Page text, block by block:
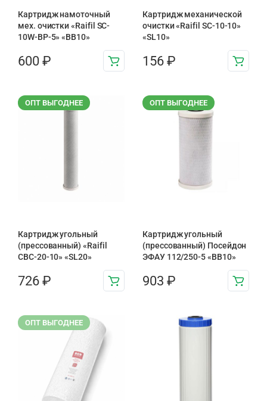
Картридж намоточный
мех. очистки «Raifil SC-
10W-BP-5» «BB10»
600 ₽
Картридж механической
очистки «Raifil SC-10-10»
«SL10»
156 ₽
ОПТ ВЫГОДНЕЕ
Картридж угольный
(прессованный) «Raifil
CBC-20-10» «SL20»
726 ₽
ОПТ ВЫГОДНЕЕ
Картридж угольный
(прессованный) Посейдон
ЭФАУ 112/250-5 «BB10»
903 ₽
ОПТ ВЫГОДНЕЕ